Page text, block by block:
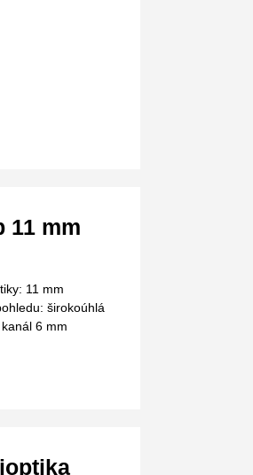
11 mm
11 mm
širokoúhlá
6 mm